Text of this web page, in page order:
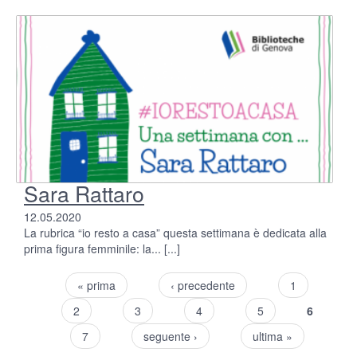
Sara Rattaro
12.05.2020
La rubrica “io resto a casa” questa settimana è dedicata alla
prima figura femminile: la... [...]
Pagine« prima ‹ precedente
1
2
3 4 5
6
7
seguente › ultima »